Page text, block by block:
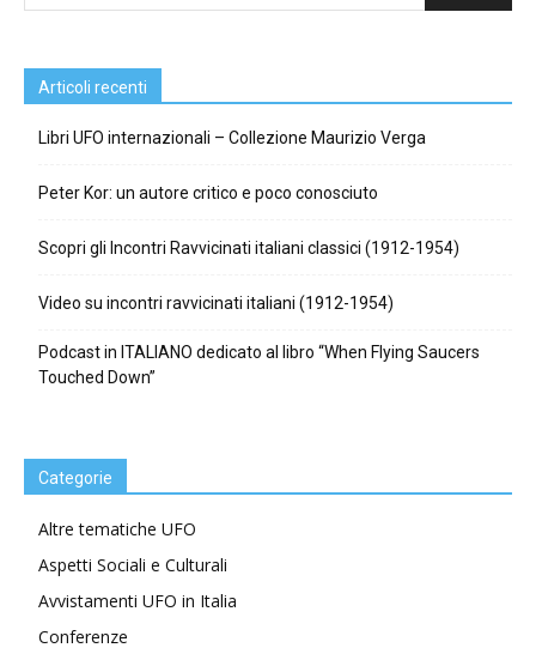
Articoli recenti
Libri UFO internazionali – Collezione Maurizio Verga
Peter Kor: un autore critico e poco conosciuto
Scopri gli Incontri Ravvicinati italiani classici (1912-1954)
Video su incontri ravvicinati italiani (1912-1954)
Podcast in ITALIANO dedicato al libro “When Flying Saucers
Touched Down”
Categorie
Altre tematiche UFO
Aspetti Sociali e Culturali
Avvistamenti UFO in Italia
Conferenze